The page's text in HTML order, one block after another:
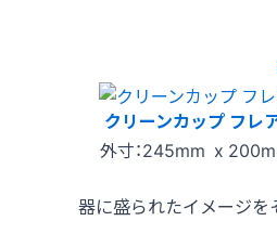
クリーンカップ フ
外寸：245mm x
器に盛られたイメージを